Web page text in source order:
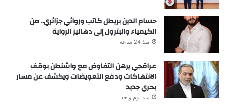
حسام الدين بريطل كاتب وروائي جزائري.. من
الكيمياء والبترول إلى دهاليز الرواية
منذ 24 ساعة
عراقجي يرهن التفاوض مع واشنطن بوقف
الانتهاكات ودفع التعويضات ويكشف عن مسار
بحري جديد
منذ يوم واحد